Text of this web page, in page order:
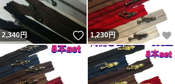
いいね！
2,340円 いいね！
1,230円